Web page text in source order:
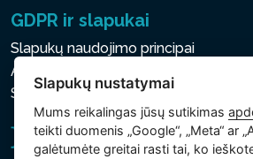
GDPR ir slapukai
Slapukų naudojimo principai
Asmens ir kitų tvarkomų duomenų
Slapukų nustatymai
Slapukų nustatymai
Mums reikalingas jūsų sutikimas
teikti duomenis „Google“, „Meta“ ar
galėtumėte greitai rasti tai, ko